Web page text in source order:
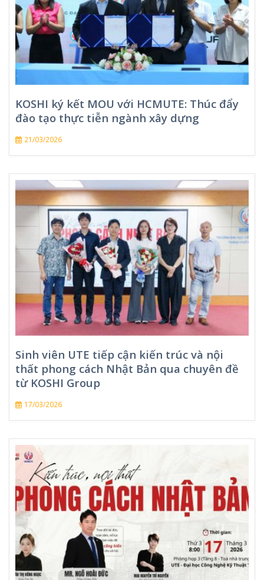
KOSHI ký kết MOU với HCMUTE: Thúc đẩy
đào tạo thực tiễn ngành xây dựng
21/03/2026
Sinh viên UTE tiếp cận kiến trúc và nội
thất phong cách Nhật Bản qua chuyên đề
từ KOSHI Group
17/03/2026